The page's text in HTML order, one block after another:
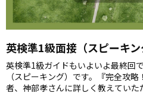
英検準1級面接（スピーキ
英検準1級ガイドもいよいよ最終回
（スピーキング）です。『完全攻
者、神部孝さんに詳しく教えていた